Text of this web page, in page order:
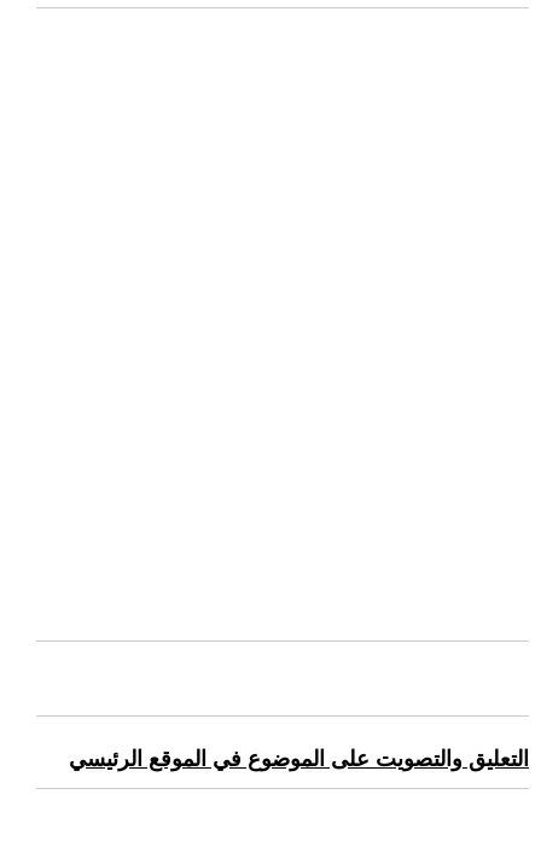
التعليق والتصويت على الموضوع في الموقع الرئيسي